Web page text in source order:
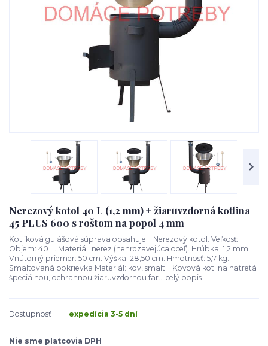
Nerezový kotol 40 L (1,2 mm) + žiaruvzdorná kotlina
45 PLUS 600 s roštom na popol 4 mm
Kotlíková gulášová súprava obsahuje: Nerezový kotol. Veľkosť:
Objem: 40 L. Materiál: nerez (nehrdzavejúca oceľ). Hrúbka: 1,2 mm.
Vnútorný priemer: 50 cm. Výška: 28,50 cm. Hmotnosť: 5,7 kg.
Smaltovaná pokrievka Materiál: kov, smalt. Kovová kotlina natretá
špeciálnou, ochrannou žiaruvzdornou far... celý popis
Dostupnosť expedícia 3-5 dní
Nie sme platcovia DPH